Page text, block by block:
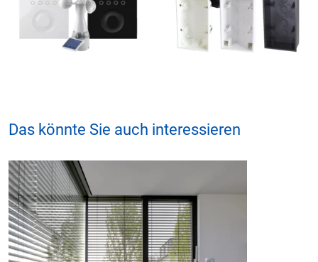
Das könnte Sie auch interessieren